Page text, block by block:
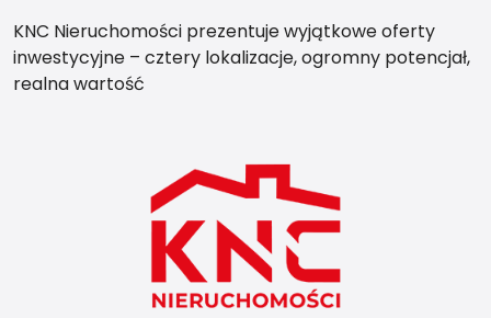
KNC Nieruchomości prezentuje wyjątkowe oferty
inwestycyjne – cztery lokalizacje, ogromny potencjał,
realna wartość